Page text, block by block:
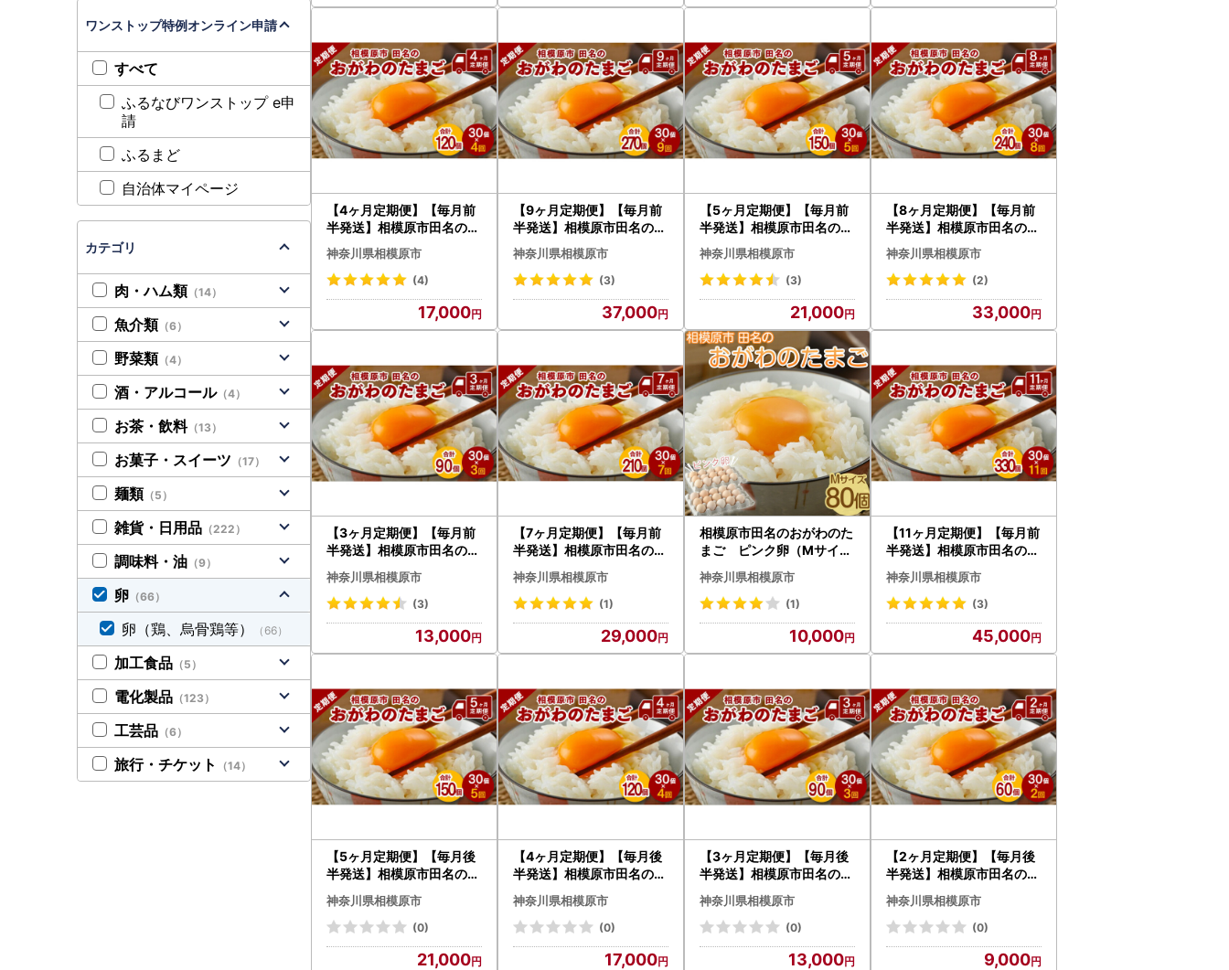
【4ヶ月定期便】【毎月前
半発送】相模原市田名のお
がわのたまご ピンク卵 M
サイズ 30個(27個＋割れ
補償3個)×4か月| 卵 鶏卵
玉子 たまご 生卵 国産 濃厚
神奈川県相模原市
(4)
17,000
【9ヶ月定期便】【毎月前
半発送】相模原市田名のお
がわのたまご ピンク卵 M
サイズ 30個(27個＋割れ
補償3個)×9か月 | 卵 鶏卵
玉子 たまご 生卵 国産 濃厚
神奈川県相模原市
(3)
37,000
【5ヶ月定期便】【毎月前
半発送】相模原市田名のお
がわのたまご ピンク卵 M
サイズ 30個(27個＋割れ
補償3個)×5か月| 卵 鶏卵
玉子 たまご 生卵 国産 濃厚
神奈川県相模原市
(3)
21,000
【8ヶ月定期便】【毎月前
半発送】相模原市田名のお
がわのたまご ピンク卵 M
サイズ 30個(27個＋割れ
補償3個)×8か月 | 卵 鶏卵
玉子 たまご 生卵 国産 濃厚
神奈川県相模原市
(2)
33,000
【3ヶ月定期便】【毎月前
半発送】相模原市田名のお
がわのたまご ピンク卵 M
サイズ 30個(27個＋割れ
補償3個)×3か月| 卵 鶏卵
玉子 たまご 生卵 国産 濃厚
神奈川県相模原市
(3)
13,000
【7ヶ月定期便】【毎月前
半発送】相模原市田名のお
がわのたまご ピンク卵 M
サイズ 30個(27個＋割れ
補償3個)×7か月 | 卵 鶏卵
玉子 たまご 生卵 国産 濃厚
神奈川県相模原市
(1)
29,000
相模原市田名のおがわのた
まご ピンク卵（Mサイズ
）75個＋割れ補償5個入り
（計80個）|卵 鶏卵 玉子
たまご 生卵 国産 濃厚 コク
旨味 旨み
神奈川県相模原市
(1)
10,000
【11ヶ月定期便】【毎月前
半発送】相模原市田名のお
がわのたまご ピンク卵 M
サイズ 30個(27個＋割れ
補償3個)×11か月| 卵 鶏卵
玉子 たまご 生卵 国産 濃厚
神奈川県相模原市
(3)
45,000
【5ヶ月定期便】【毎月後
半発送】相模原市田名のお
がわのたまご ピンク卵 M
サイズ 30個(27個＋割れ
補償3個)×5か月| 卵 鶏卵
玉子 たまご 生卵 国産 濃厚
神奈川県相模原市
(0)
21,000
【4ヶ月定期便】【毎月後
半発送】相模原市田名のお
がわのたまご ピンク卵 M
サイズ 30個(27個＋割れ
補償3個)×4か月| 卵 鶏卵
玉子 たまご 生卵 国産 濃厚
神奈川県相模原市
(0)
17,000
【3ヶ月定期便】【毎月後
半発送】相模原市田名のお
がわのたまご ピンク卵 M
サイズ 30個(27個＋割れ
補償3個)×3か月| 卵 鶏卵
玉子 たまご 生卵 国産 濃厚
神奈川県相模原市
(0)
13,000
【2ヶ月定期便】【毎月後
半発送】相模原市田名のお
がわのたまご ピンク卵 M
サイズ 30個(27個＋割れ
補償3個)×2か月| 卵 鶏卵
玉子 たまご 生卵 国産 濃厚
神奈川県相模原市
(0)
9,000
ワンストップ特例オンライン申請
すべて
ふるなびワンストップ e申
請
ふるまど
自治体マイページ
カテゴリ
肉・ハム類 （14）
魚介類 （6）
野菜類 （4）
酒・アルコール（4）
お茶・飲料（13）
お菓子・スイーツ （17）
麺類 （5）
雑貨・日用品 （222）
調味料・油 （9）
卵 （66）
卵（鶏、烏骨鶏等） （66）
加工食品 （5）
電化製品 （123）
工芸品 （6）
旅行・チケット （14）